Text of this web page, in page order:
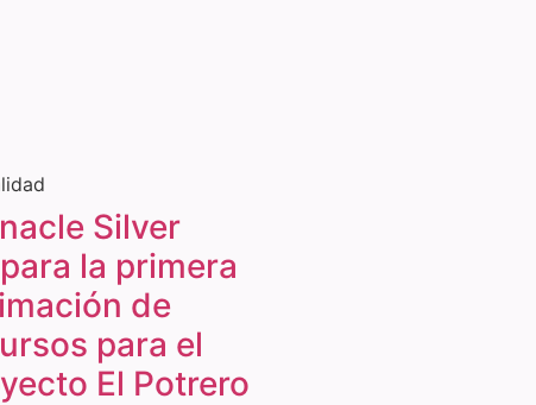
Silver
la primera
de
para el
El Potrero